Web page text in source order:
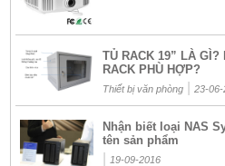
TỦ RACK 19” LÀ GÌ?
RACK PHÙ HỢP?
Thiết bị văn phòng| 23-06-
Nhận biết loại NAS
tên sản phẩm
19-09-2016